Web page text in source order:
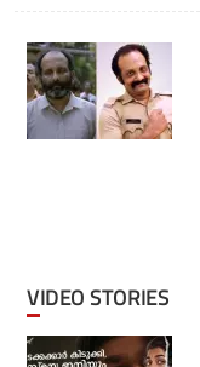
VIDEO STORIES